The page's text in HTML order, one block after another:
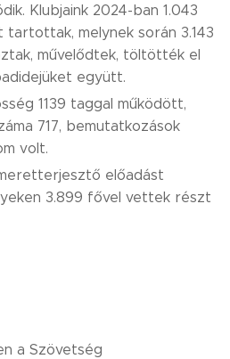
Klubjaink 2024-ban 1.043
tartottak, melynek során 3.143
művelődtek, töltötték el
együtt.
1139 taggal működött,
717, bemutatkozások
volt.
előadást
3.899 fővel vettek részt
a Szövetség